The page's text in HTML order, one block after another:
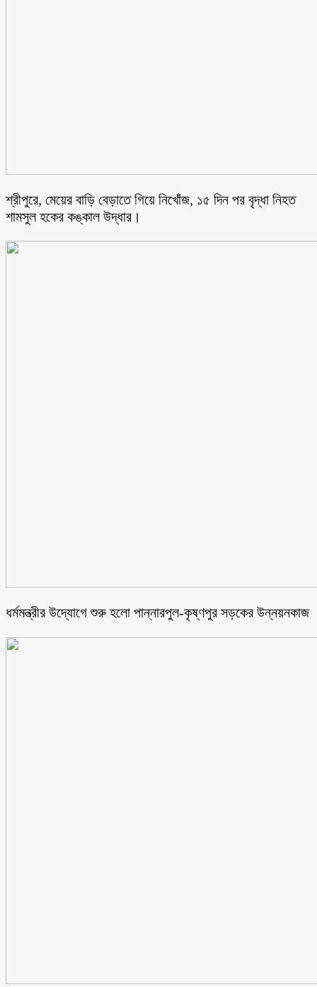
শ্রীপুরে, মেয়ের বাড়ি বেড়াতে গিয়ে নিখোঁজ, ১৫ দিন পর বৃদ্ধা নিহত
শামসুল হকের কঙ্কাল উদ্ধার।
ধর্মমন্ত্রীর উদ্যোগে শুরু হলো পান্নারপুল-কৃষ্ণপুর সড়কের উন্নয়নকাজ